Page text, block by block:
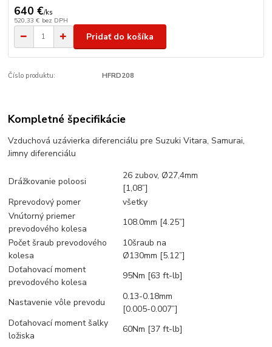
640 €/ks
520,33 € bez DPH
Pridať do košíka
Číslo produktu: HFRD208
Kompletné špecifikácie
Vzduchová uzávierka diferenciálu pre Suzuki Vitara, Samurai,
Jimny diferenciálu
Drážkovanie poloosi
26 zubov, Ø27,4mm
[1,08”]
Rprevodový pomer
všetky
Vnútorný priemer
prevodového kolesa
108.0mm [4.25”]
Počet šraub prevodového
kolesa
10šraub na
Ø130mm [5.12”]
Doťahovací moment
prevodového kolesa
95Nm [63 ft-lb]
Nastavenie vôle prevodu
0.13-0.18mm
[0.005-0.007”]
Doťahovací moment šalky
ložiska
60Nm [37 ft-lb]